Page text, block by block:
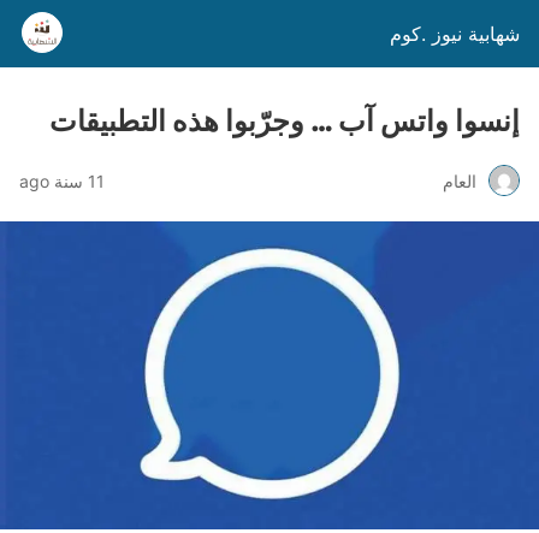
شهابية نيوز .كوم
إنسوا واتس آب … وجرّبوا هذه التطبيقات
العام 11 سنة ago